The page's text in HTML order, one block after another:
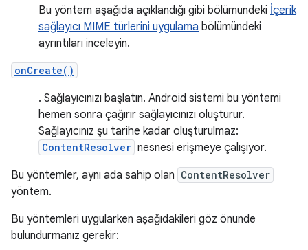
Bu yöntem aşağıda açıklandığı gibi bölümündeki İçerik
sağlayıcı MIME türlerini uygulama bölümündeki
ayrıntıları inceleyin.
onCreate()
. Sağlayıcınızı başlatın. Android sistemi bu yöntemi
hemen sonra çağırır sağlayıcınızı oluşturur.
Sağlayıcınız şu tarihe kadar oluşturulmaz:
ContentResolver nesnesi erişmeye çalışıyor.
Bu yöntemler, aynı ada sahip olan ContentResolver
yöntem.
Bu yöntemleri uygularken aşağıdakileri göz önünde
bulundurmanız gerekir: